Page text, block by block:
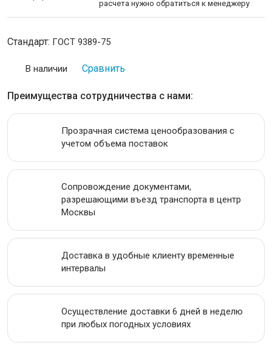
АКЦИИ
расчета нужно обратиться к менеджеру
Стандарт: ГОСТ 9389-75
В наличии Сравнить
Преимущества сотрудничества с нами:
Прозрачная система ценообразования с
учетом объема поставок
Сопровождение документами,
разрешающими въезд транспорта в центр
Москвы
Доставка в удобные клиенту временные
интервалы
Осуществление доставки 6 дней в неделю
при любых погодных условиях